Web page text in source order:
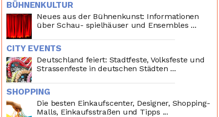
BÜHNENKULTUR
Neues aus der Bühnenkunst: Informationen
über Schau- spielhäuser und Ensembles ...
CITY EVENTS
Deutschland feiert: Stadtfeste, Volksfeste und
Strassenfeste in deutschen Städten ...
SHOPPING
Die besten Einkaufscenter, Designer, Shopping-
Malls, Einkaufsstraßen und Tipps ...